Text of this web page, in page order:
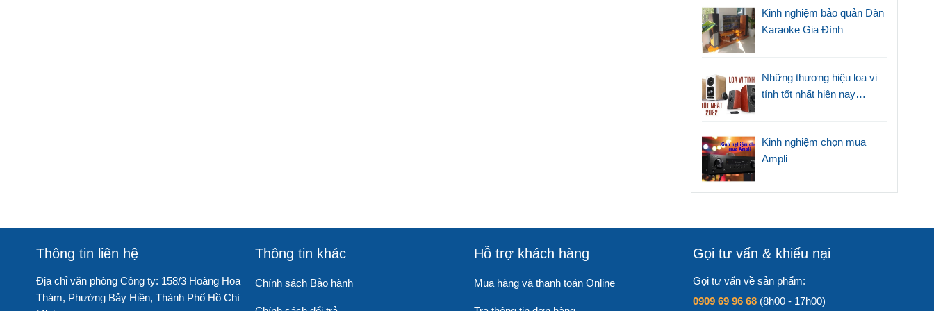
Kinh nghiệm bảo quản Dàn
Karaoke Gia Đình
Những thương hiệu loa vi
tính tốt nhất hiện nay
Kinh nghiệm chọn mua
Ampli
Thông tin liên hệ
Địa chỉ văn phòng Công ty: 158/3 Hoàng Hoa
Thám, Phường Bảy Hiền, Thành Phố Hồ Chí
Thông tin khác
Chính sách Bảo hành
Hỗ trợ khách hàng
Mua hàng và thanh toán Online
Gọi tư vấn & khiếu nại
Gọi tư vấn về sản phẩm:
0909 69 96 68 (8h00 - 17h00)